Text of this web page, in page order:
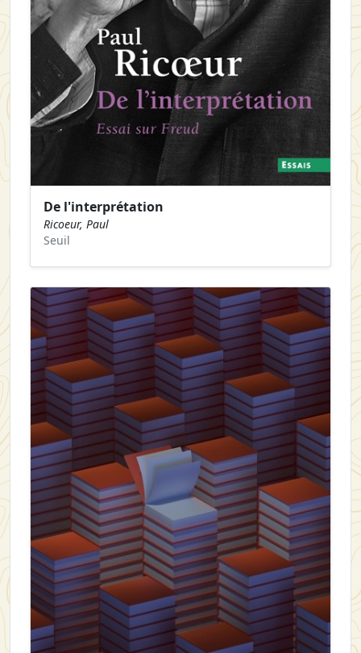
De l'interprétation
Ricoeur, Paul
Seuil